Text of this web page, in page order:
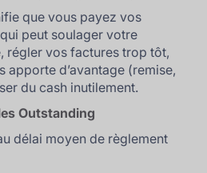
que vous payez vos
peut soulager votre
régler vos factures trop tôt,
apporte d’avantage (remise,
du cash inutilement.
Outstanding
délai moyen de règlement